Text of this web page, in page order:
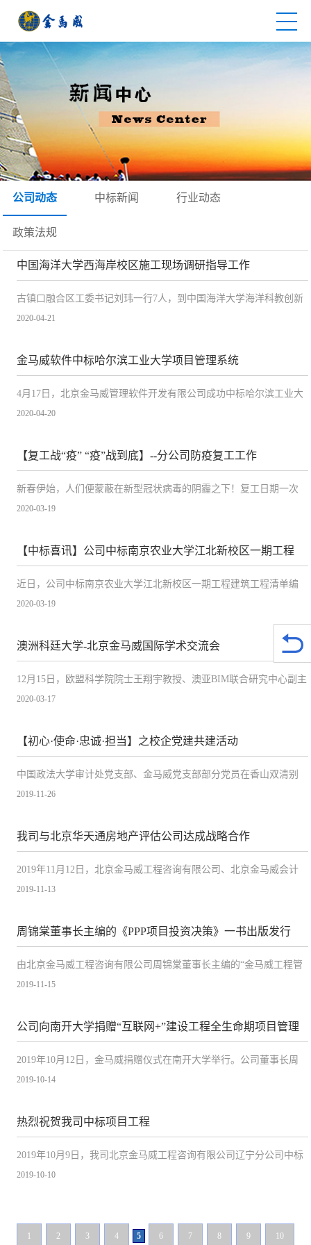
公司动态 中标新闻 行业动态
政策法规
中国海洋大学西海岸校区施工现场调研指导工作
古镇口融合区工委书记刘玮一行7人，到中国海洋大学海洋科教创新
园区（西海岸校区）施工现场进行实地调研。中国海洋大学校长助
2020-04-21
金马威软件中标哈尔滨工业大学项目管理系统
4月17日，北京金马威管理软件开发有限公司成功中标哈尔滨工业大
学项目管理系统，金马威建设项目管理系统助力其实现项目的全生
2020-04-20
【复工战“疫” “疫”战到底】--分公司防疫复工工作
新春伊始，人们便蒙蔽在新型冠状病毒的阴霾之下！复工日期一次
次推迟，经过各行各业国民不懈努力，当前，新型冠状病毒疫情已
部署要求，为全力做好疫情防控，全面复工工作认真贯彻落实辽宁
省《企业及员工疫情防控20条措施（第二版）》实行疫情防控信息
日报告制度，建立职工健康档案，及时做好消杀、通风、体温检测
等防控措施。截至3月11日，辽宁分公司无一人感染，全员正常办
2020-03-19
【中标喜讯】公司中标南京农业大学江北新校区一期工程
近日，公司中标南京农业大学江北新校区一期工程建筑工程清单编
制（含招标控制价）（三标段）项目
2020-03-19
澳洲科廷大学-北京金马威国际学术交流会
12月15日，欧盟科学院院士王翔宇教授、澳亚BIM联合研究中心副主
任汪军博士一同受邀访问我司进行国际学术交流。
2020-03-17
【初心·使命·忠诚·担当】之校企党建共建活动
中国政法大学审计处党支部、金马威党支部部分党员在香山双清别
墅联合开展主题党日活动
2019-11-26
我司与北京华天通房地产评估公司达成战略合作
2019年11月12日，北京金马威工程咨询有限公司、北京金马威会计
师事务所与北京华天通房地产评估有限公司签订合作协议，正式达
2019-11-13
周锦棠董事长主编的《PPP项目投资决策》一书出版发行
由北京金马威工程咨询有限公司周锦棠董事长主编的“金马威工程管
理咨询丛书”《PPP项目投资决策》一书由中国财政经济出版社出版
2019-11-15
公司向南开大学捐赠“互联网+”建设工程全生命期项目管理
软件
2019年10月12日，金马威捐赠仪式在南开大学举行。公司董事长周
和生、北京区域经理张晓平；南开大学副校长王磊、学校基金会、
2019-10-14
热烈祝贺我司中标项目工程
2019年10月9日，我司北京金马威工程咨询有限公司辽宁分公司中标
由辽宁工程招标有限公司组织的“东北大学建设工程项目全过程审计
2019-10-10
1 2 3 4 5 6 7 8 9 10